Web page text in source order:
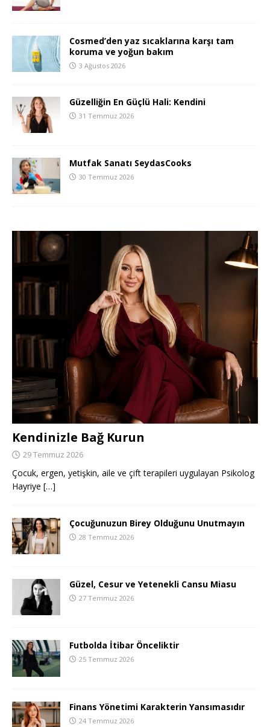
Cosmed’den yaz sıcaklarına karşı tam
koruma ve yoğun bakım
3 Ağustos 2026
Güzelliğin En Güçlü Hali: Kendini
31 Temmuz 2026
Mutfak Sanatı SeydasCooks
30 Temmuz 2026
Kendinizle Bağ Kurun
29 Temmuz 2026
Çocuk, ergen, yetişkin, aile ve çift terapileri uygulayan Psikolog
Hayriye […]
Çocuğunuzun Birey Olduğunu Unutmayın
28 Temmuz 2026
Güzel, Cesur ve Yetenekli Cansu Miasu
27 Temmuz 2026
Futbolda İtibar Önceliktir
25 Temmuz 2026
Finans Yönetimi Karakterin Yansımasıdır
24 Temmuz 2026